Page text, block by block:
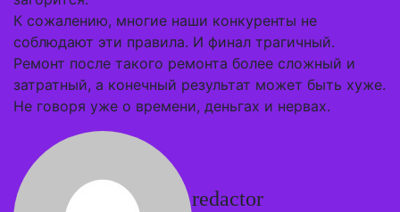
К сожалению, многие наши конкуренты не
соблюдают эти правила. И финал трагичный.
Ремонт после такого ремонта более сложный и
затратный, а конечный результат может быть хуже.
Не говоря уже о времени, деньгах и нервах.
redactor